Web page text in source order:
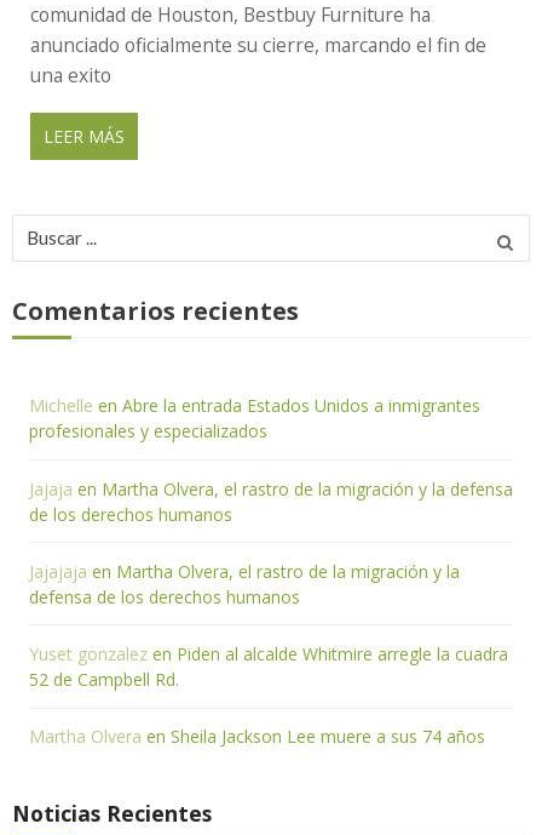
comunidad de Houston, Bestbuy Furniture ha
anunciado oficialmente su cierre, marcando el fin de
una exito
LEER MÁS
Buscar
por:
Comentarios recientes
Michelle en Abre la entrada Estados Unidos a inmigrantes
profesionales y especializados
Jajaja en Martha Olvera, el rastro de la migración y la defensa
de los derechos humanos
Jajajaja en Martha Olvera, el rastro de la migración y la
defensa de los derechos humanos
Yuset gonzalez en Piden al alcalde Whitmire arregle la cuadra
52 de Campbell Rd.
Martha Olvera en Sheila Jackson Lee muere a sus 74 años
Noticias Recientes